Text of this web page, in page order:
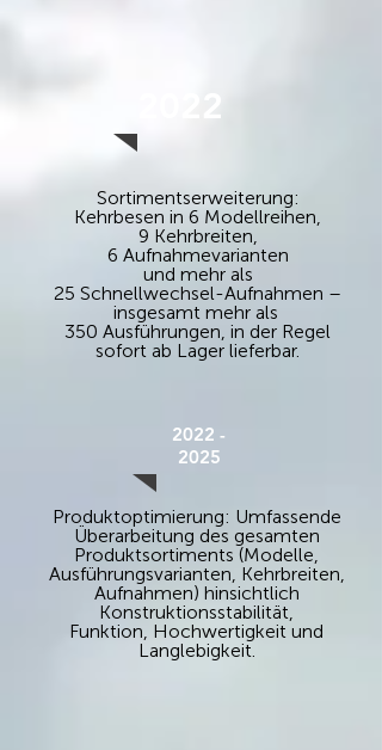
2022
Sortimentserweiterung:
Kehrbesen in 6 Modellreihen,
9 Kehrbreiten,
6 Aufnahmevarianten
und mehr als
25 Schnellwechsel-Aufnahmen –
insgesamt mehr als
350 Ausführungen, in der Regel
sofort ab Lager lieferbar.
2022 -
2025
Produktoptimierung: Umfassende
Überarbeitung des gesamten
Produktsortiments (Modelle,
Ausführungsvarianten, Kehrbreiten,
Aufnahmen) hinsichtlich
Konstruktionsstabilität,
Funktion, Hochwertigkeit und
Langlebigkeit.